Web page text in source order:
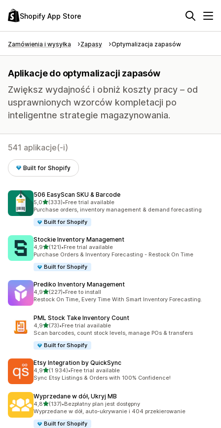
Shopify App Store
Zamówienia i wysyłka Zapasy Optymalizacja zapasów
Aplikacje do optymalizacji zapasów
Zwiększ wydajność i obniż koszty pracy – od
usprawnionych wzorców kompletacji po
inteligentne strategie magazynowania.
541 aplikacje(-i)
Built for Shopify
506 EasyScan SKU & Barcode
5,0na 5 gwiazdek
(333)
Łączna liczba recenzji: 333
•Free trial available
Purchase orders, inventory management & demand forecasting
Built for Shopify
Stockie Inventory Management
4,9na 5 gwiazdek
(121)
Łączna liczba recenzji: 121
•Free trial available
Purchase Orders & Inventory Forecasting - Restock On Time
Built for Shopify
Prediko Inventory Management
4,9na 5 gwiazdek
(227)
Łączna liczba recenzji: 227
•Free to install
Restock On Time, Every Time With Smart Inventory Forecasting.
PML Stock Take Inventory Count
4,9na 5 gwiazdek
(73)
Łączna liczba recenzji: 73
•Free trial available
Scan barcodes, count stock levels, manage POs & transfers
Built for Shopify
Etsy Integration by QuickSync
4,9na 5 gwiazdek
(1 934)
Łączna liczba recenzji: 1934
•Free trial available
Sync Etsy Listings & Orders with 100% Confidence!
Wyprzedane w dół, Ukryj MB
4,8na 5 gwiazdek
(137)
Łączna liczba recenzji: 137
•Bezpłatny plan jest dostępny
Wyprzedane w dół, auto-ukrywanie i 404 przekierowanie
Built for Shopify